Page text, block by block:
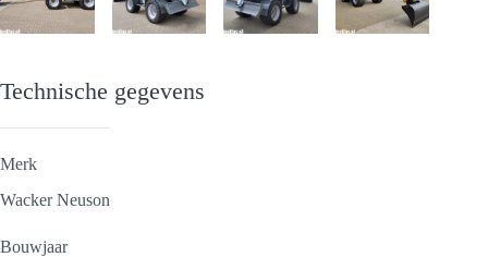
Technische gegevens
Merk
Wacker Neuson
Bouwjaar